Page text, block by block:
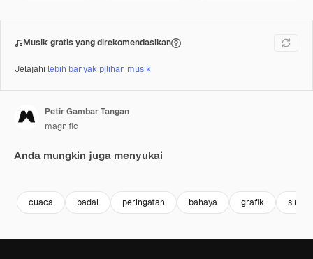
Musik gratis yang direkomendasikan
Jelajahi lebih banyak pilihan musik
Petir Gambar Tangan
magnific
Anda mungkin juga menyukai
cuaca badai peringatan bahaya grafik simbol